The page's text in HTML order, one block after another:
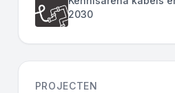
2030
PROJECTEN